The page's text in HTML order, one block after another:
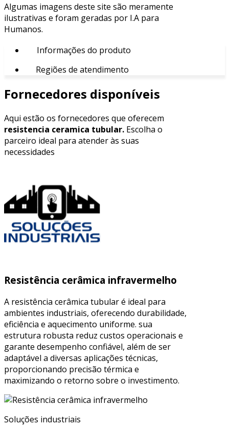
Algumas imagens deste site são meramente
ilustrativas e foram geradas por I.A para
Humanos.
Informações do produto
Regiões de atendimento
Fornecedores disponíveis
Aqui estão os fornecedores que oferecem
resistencia ceramica tubular​. Escolha o
parceiro ideal para atender às suas
necessidades
Resistência cerâmica infravermelho
A resistência cerâmica tubular é ideal para
ambientes industriais, oferecendo durabilidade,
eficiência e aquecimento uniforme. sua
estrutura robusta reduz custos operacionais e
garante desempenho confiável, além de ser
adaptável a diversas aplicações técnicas,
proporcionando precisão térmica e
maximizando o retorno sobre o investimento.
Soluções industriais